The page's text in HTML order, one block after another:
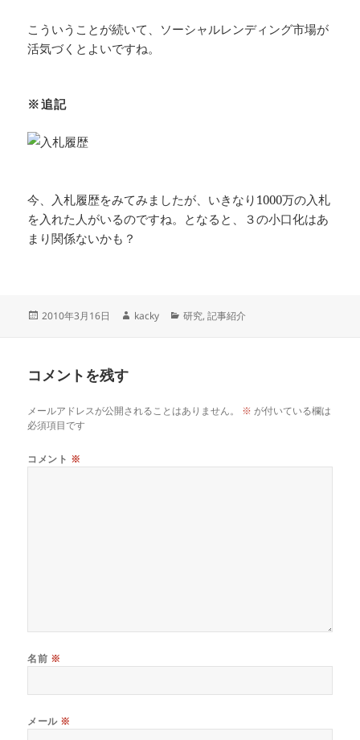
こういうことが続いて、ソーシャルレンディング市場が
活気づくとよいですね。
※追記
今、入札履歴をみてみましたが、いきなり1000万の入札
を入れた人がいるのですね。となると、３の小口化はあ
まり関係ないかも？
投
2010年3月16日
作
kacky
カ
研究,記事紹介
コメントを残す
メールアドレスが公開されることはありません。 ※ が付いている欄は
必須項目です
コメント ※
名前 ※
メール ※